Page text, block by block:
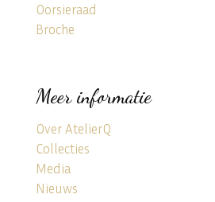
Oorsieraad
Broche
Meer informatie
Over AtelierQ
Collecties
Media
Nieuws